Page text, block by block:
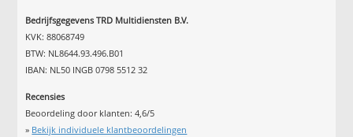
Bedrijfsgegevens TRD Multidiensten B.V.
KVK: 88068749
BTW: NL8644.93.496.B01
IBAN: NL50 INGB 0798 5512 32
Recensies
Beoordeling door klanten:4,6/5
» Bekijk individuele klantbeoordelingen